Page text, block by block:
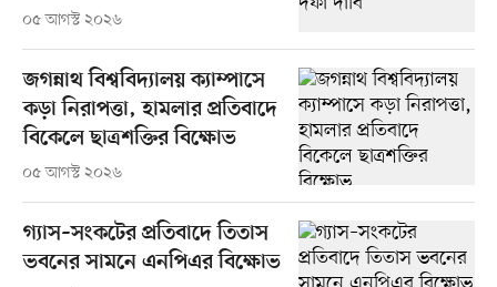
০৫ আগস্ট ২০২৬
জগন্নাথ বিশ্ববিদ্যালয় ক্যাম্পাসে
কড়া নিরাপত্তা, হামলার প্রতিবাদে
বিকেলে ছাত্রশক্তির বিক্ষোভ
০৫ আগস্ট ২০২৬
গ্যাস–সংকটের প্রতিবাদে তিতাস
ভবনের সামনে এনপিএর বিক্ষোভ